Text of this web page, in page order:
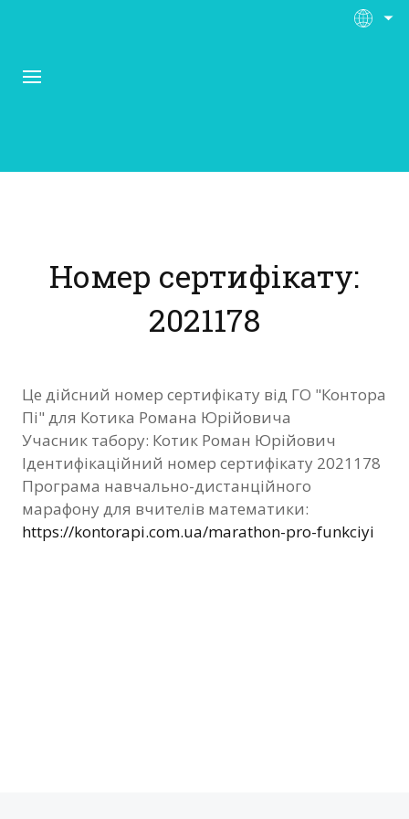
Матеріали
Нас підтримують
Фотозвіт
Видані сертифікати
Контакти
Номер сертифікату:
2021178
Це дійсний номер сертифікату від ГО "Контора
Пі" для Котика Романа Юрійовича
Учасник табору: Котик Роман Юрійович
Ідентифікаційний номер сертифікату 2021178
Програма навчально-дистанційного
марафону для вчителів математики:
https://kontorapi.com.ua/marathon-pro-funkciyi